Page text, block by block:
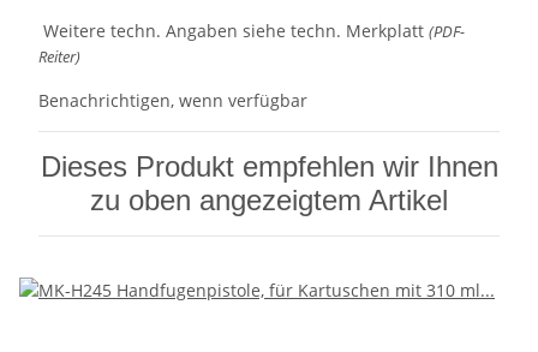
Weitere techn. Angaben siehe techn. Merkplatt (PDF-
Reiter)
Benachrichtigen, wenn verfügbar
Dieses Produkt empfehlen wir Ihnen
zu oben angezeigtem Artikel